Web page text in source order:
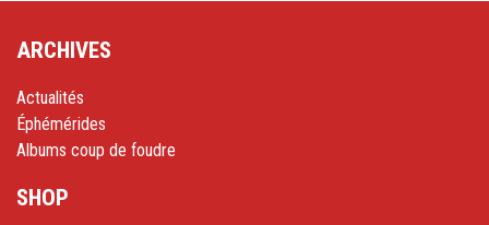
ARCHIVES
Actualités
Éphémérides
Albums coup de foudre
SHOP